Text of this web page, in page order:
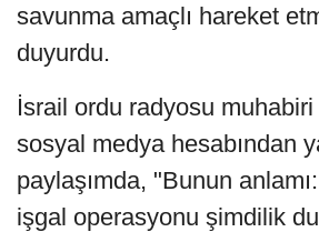
savunma amaçlı hareket
duyurdu.
İsrail ordu radyosu
sosyal medya hesabından
paylaşımda, "Bunun
işgal operasyonu şimdilik